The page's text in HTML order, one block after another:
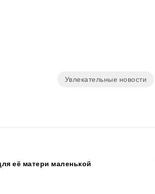
Увлекательные новости
её матери маленькой